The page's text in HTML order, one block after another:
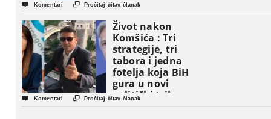
 Komentari  Pročitaj čitav članak
Život nakon
Komšića : Tri
strategije, tri
tabora i jedna
fotelja koja BiH
gura u novi
politički triler
 Komentari  Pročitaj čitav članak